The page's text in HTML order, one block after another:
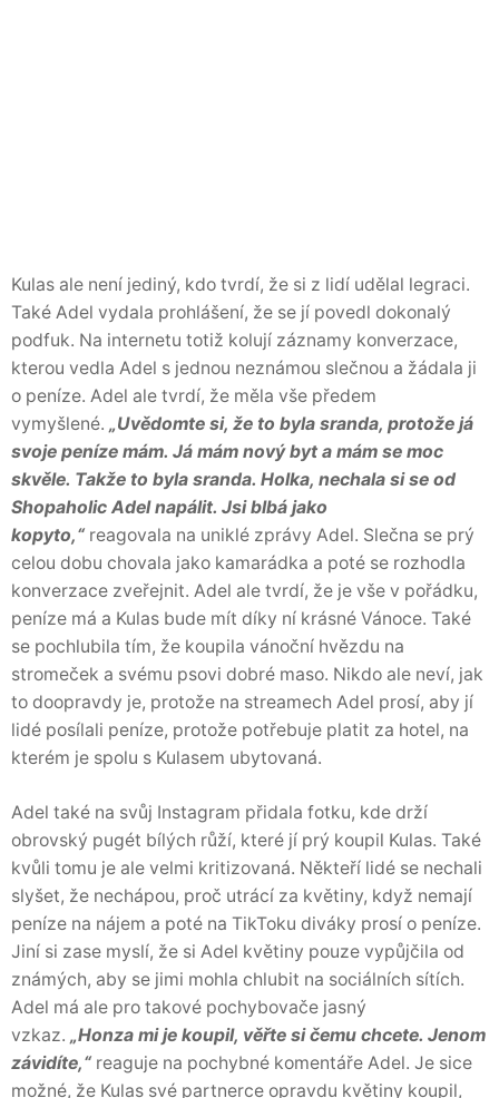
Kulas ale není jediný, kdo tvrdí, že si z lidí udělal legraci.
Také Adel vydala prohlášení, že se jí povedl dokonalý
podfuk. Na internetu totiž kolují záznamy konverzace,
kterou vedla Adel s jednou neznámou slečnou a žádala ji
o peníze. Adel ale tvrdí, že měla vše předem
vymyšlené. „Uvědomte si, že to byla sranda, protože já
svoje peníze mám. Já mám nový byt a mám se moc
skvěle. Takže to byla sranda. Holka, nechala si se od
Shopaholic Adel napálit. Jsi blbá jako
kopyto,“ reagovala na uniklé zprávy Adel. Slečna se prý
celou dobu chovala jako kamarádka a poté se rozhodla
konverzace zveřejnit. Adel ale tvrdí, že je vše v pořádku,
peníze má a Kulas bude mít díky ní krásné Vánoce. Také
se pochlubila tím, že koupila vánoční hvězdu na
stromeček a svému psovi dobré maso. Nikdo ale neví, jak
to doopravdy je, protože na streamech Adel prosí, aby jí
lidé posílali peníze, protože potřebuje platit za hotel, na
kterém je spolu s Kulasem ubytovaná.
Adel také na svůj Instagram přidala fotku, kde drží
obrovský pugét bílých růží, které jí prý koupil Kulas. Také
kvůli tomu je ale velmi kritizovaná. Někteří lidé se nechali
slyšet, že nechápou, proč utrácí za květiny, když nemají
peníze na nájem a poté na TikToku diváky prosí o peníze.
Jiní si zase myslí, že si Adel květiny pouze vypůjčila od
známých, aby se jimi mohla chlubit na sociálních sítích.
Adel má ale pro takové pochybovače jasný
vzkaz. „Honza mi je koupil, věřte si čemu chcete. Jenom
závidíte,“ reaguje na pochybné komentáře Adel. Je sice
možné, že Kulas své partnerce opravdu květiny koupil,